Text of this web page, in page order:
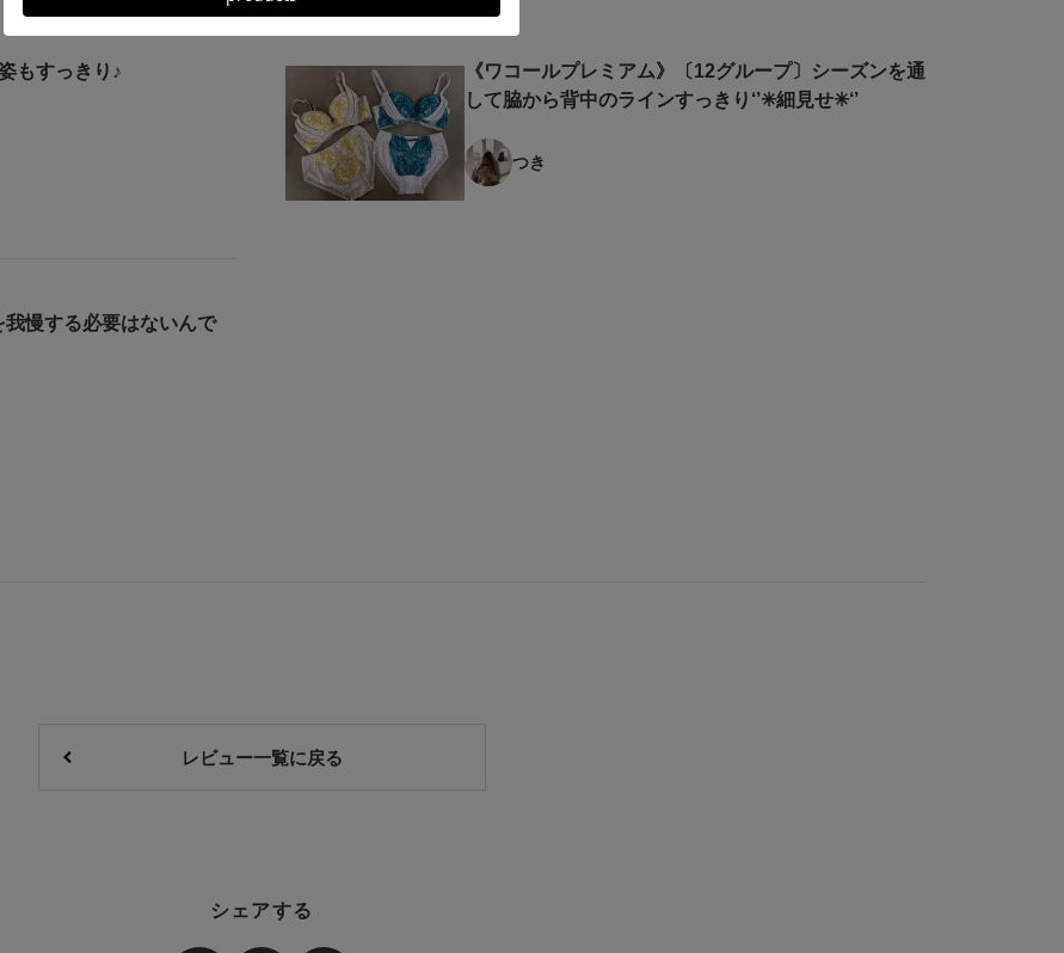
もすっきり♪
《ワコールプレミアム》〔12グループ〕シーズンを通
して脇から背中のラインすっきり‘’✳︎細見せ✳︎‘’
つき
慢する必要はないんで
レビュー一覧に戻る
シェアする